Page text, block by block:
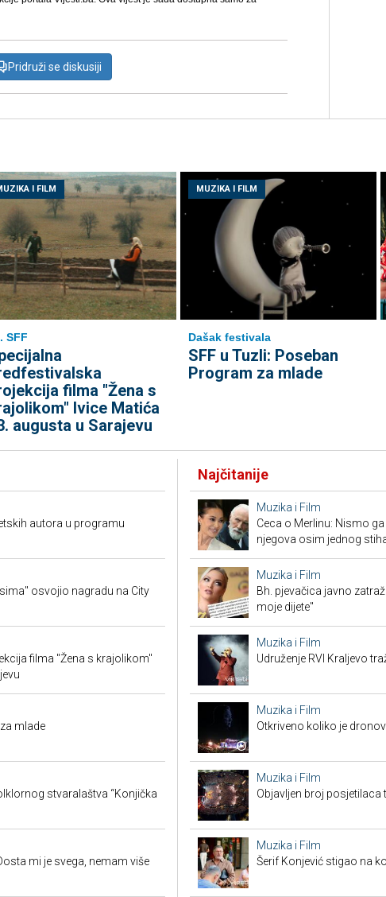
Pridruži se diskusiji
I FILM
SFF
filma "Žena s
Ivice Matića
augusta u Sarajevu
MUZIKA I FILM
Dašak festivala
SFF u Tuzli: Poseban
Program za mlade
autora u programu
osvojio nagradu na City
filma "Žena s krajolikom"
mlade
stvaralaštva “Konjička
mi je svega, nemam više
Najčitanije
Muzika i Film
Ceca o Merlinu: Nismo
njegova osim jednog
Muzika i Film
Bh. pjevačica javno
moje dijete"
Muzika i Film
Udruženje RVI Kraljevo
Muzika i Film
Otkriveno koliko je
Muzika i Film
Objavljen broj
Muzika i Film
Šerif Konjević stigao na